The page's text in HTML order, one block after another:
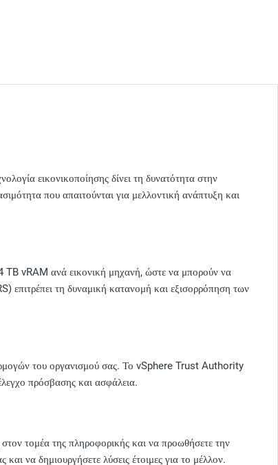
εικονικοποίησης δίνει τη δυνατότητα στην
που απαιτούνται για μελλοντική ανάπτυξη και
TB vRAM ανά εικονική μηχανή, ώστε να μπορούν να
επιτρέπει τη δυναμική κατανομή και εξισορρόπηση των
του οργανισμού σας. Το vSphere Trust Authority
πρόσβασης και ασφάλεια.
τομέα της πληροφορικής και να προωθήσετε την
να δημιουργήσετε λύσεις έτοιμες για το μέλλον.